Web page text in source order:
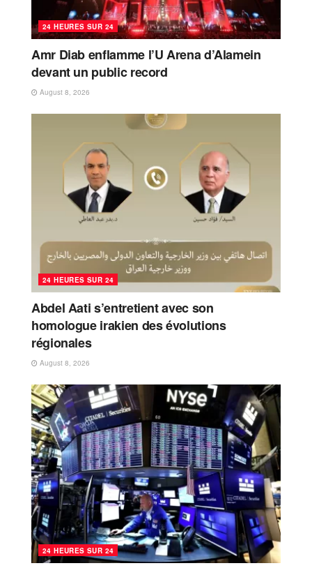
24 HEURES SUR 24
Amr Diab enflamme l’U Arena d’Alamein
devant un public record
August 8, 2026
24 HEURES SUR 24
Abdel Aati s’entretient avec son
homologue irakien des évolutions
régionales
August 8, 2026
24 HEURES SUR 24